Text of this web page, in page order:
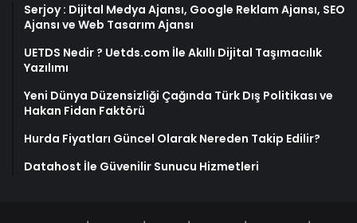
Serjoy : Dijital Medya Ajansı, Google Reklam Ajansı, SEO
Ajansı ve Web Tasarım Ajansı
UETDS Nedir ? Uetds.com İle Akıllı Dijital Taşımacılık
Yazılımı
Yeni Dünya Düzensizliği Çağında Türk Dış Politikası ve
Hakan Fidan Faktörü
Hurda Fiyatları Güncel Olarak Nereden Takip Edilir?
Datahost İle Güvenilir Sunucu Hizmetleri